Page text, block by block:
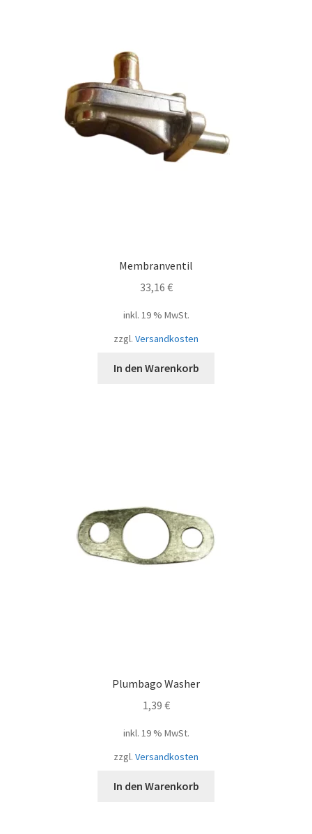
Membranventil
33,16 €
inkl. 19 % MwSt.
zzgl. Versandkosten
In den Warenkorb
Plumbago Washer
1,39 €
inkl. 19 % MwSt.
zzgl. Versandkosten
In den Warenkorb